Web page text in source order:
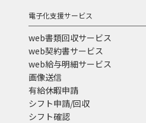
電子化支援サービス
web書類回収サービス
web契約書サービス
web給与明細サービス
画像送信
有給休暇申請
シフト申請/回収
シフト確認